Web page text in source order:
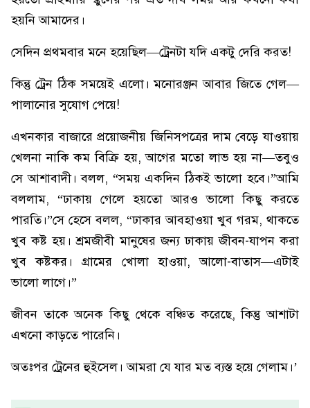
হয়নি আমাদের।
সেদিন প্রথমবার মনে হয়েছিল—ট্রেনটা যদি একটু দেরি করত!
কিন্তু ট্রেন ঠিক সময়েই এলো। মনোরঞ্জন আবার জিতে গেল—
পালানোর সুযোগ পেয়ে!
এখনকার বাজারে প্রয়োজনীয় জিনিসপত্রের দাম বেড়ে যাওয়ায়
খেলনা নাকি কম বিক্রি হয়, আগের মতো লাভ হয় না—তবুও
সে আশাবাদী। বলল, “সময় একদিন ঠিকই ভালো হবে।”আমি
বললাম, “ঢাকায় গেলে হয়তো আরও ভালো কিছু করতে
পারতি।”সে হেসে বলল, “ঢাকার আবহাওয়া খুব গরম, থাকতে
খুব কষ্ট হয়। শ্রমজীবী মানুষের জন্য ঢাকায় জীবন-যাপন করা
খুব কষ্টকর। গ্রামের খোলা হাওয়া, আলো-বাতাস—এটাই
ভালো লাগে।”
জীবন তাকে অনেক কিছু থেকে বঞ্চিত করেছে, কিন্তু আশাটা
এখনো কাড়তে পারেনি।
অতঃপর ট্রেনের হুইসেল। আমরা যে যার মত ব্যস্ত হয়ে গেলাম।’